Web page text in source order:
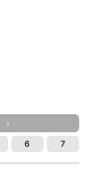
6 7